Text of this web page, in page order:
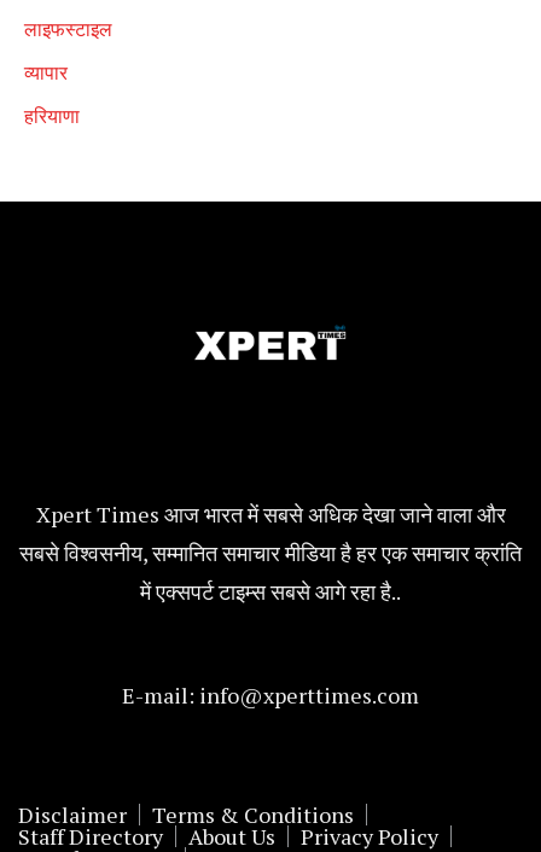
लाइफस्टाइल
व्यापार
हरियाणा
Xpert Times आज भारत में सबसे अधिक देखा जाने वाला और
सबसे विश्वसनीय, सम्मानित समाचार मीडिया है हर एक समाचार क्रांति
में एक्सपर्ट टाइम्स सबसे आगे रहा है..
E-mail: info@xperttimes.com
Disclaimer Terms & Conditions
Staff Directory About Us Privacy Policy